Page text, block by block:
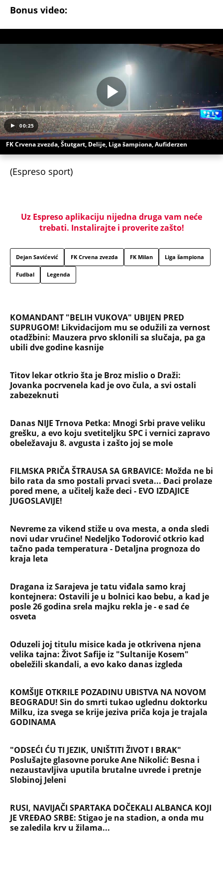
Bonus video:
00:25
FK Crvena zvezda, Štutgart, Delije, Liga šampiona, Aufiderzen
(Espreso sport)
Uz Espreso aplikaciju nijedna druga vam neće
trebati. Instalirajte i proverite zašto!
Dejan Savićević FK Crvena zvezda FK Milan Liga šampiona
Fudbal Legenda
KOMANDANT "BELIH VUKOVA" UBIJEN PRED
SUPRUGOM! Likvidacijom mu se odužili za vernost
otadžbini: Mauzera prvo sklonili sa slučaja, pa ga
ubili dve godine kasnije
Titov lekar otkrio šta je Broz mislio o Draži:
Jovanka pocrvenela kad je ovo čula, a svi ostali
zabezeknuti
Danas NIJE Trnova Petka: Mnogi Srbi prave veliku
grešku, a evo koju svetiteljku SPC i vernici zapravo
obeležavaju 8. avgusta i zašto joj se mole
FILMSKA PRIČA ŠTRAUSA SA GRBAVICE: Možda ne bi
bilo rata da smo postali prvaci sveta... Đaci prolaze
pored mene, a učitelj kaže deci - EVO IZDAJICE
JUGOSLAVIJE!
Nevreme za vikend stiže u ova mesta, a onda sledi
novi udar vrućine! Nedeljko Todorović otkrio kad
tačno pada temperatura - Detaljna prognoza do
kraja leta
Dragana iz Sarajeva je tatu viđala samo kraj
kontejnera: Ostavili je u bolnici kao bebu, a kad je
posle 26 godina srela majku rekla je - e sad će
osveta
Oduzeli joj titulu misice kada je otkrivena njena
velika tajna: Život Safije iz "Sultanije Kosem"
obeležili skandali, a evo kako danas izgleda
KOMŠIJE OTKRILE POZADINU UBISTVA NA NOVOM
BEOGRADU! Sin do smrti tukao uglednu doktorku
Milku, iza svega se krije jeziva priča koja je trajala
GODINAMA
"ODSEĆI ĆU TI JEZIK, UNIŠTITI ŽIVOT I BRAK"
Poslušajte glasovne poruke Ane Nikolić: Besna i
nezaustavljiva uputila brutalne uvrede i pretnje
Slobinoj Jeleni
RUSI, NAVIJAČI SPARTAKA DOČEKALI ALBANCA KOJI
JE VREĐAO SRBE: Stigao je na stadion, a onda mu
se zaledila krv u žilama...